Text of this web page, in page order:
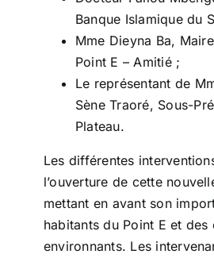
Banque Islamique du
Mme Dieyna Ba,
Point E – Amitié ;
Le représentant de
Sène Traoré, Sous-
Plateau.
Les différentes
l’ouverture de cette
mettant en avant son
habitants du Point E et des
environnants. Les